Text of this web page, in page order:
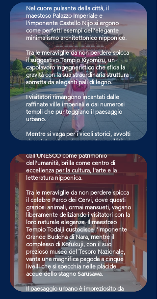
stagione primaverile, i ciliegi in fiore
creano uno spettacolo incantevole.
A Shibuya, attraverserai l'intersezione
pedonale più trafficata del pianeta, per
poi scoprire, inaspettatamente, un
tradizionale ryokan nascosto tra i
moderni edifici. Un soggiorno a Tokyo è
un'esperienza che supera ogni
aspettativa, un'avventura senza fine alla
scoperta di infinite meraviglie.
CLICCA QUI
Nel cuore pulsante della città, il
maestoso Palazzo Imperiale e
l'imponente Castello Nijo si ergono
come perfetti esempi dell'elegante
minimalismo architettonico nipponico.
Tra le meraviglie da non perdere spicca
il suggestivo Tempio Kiyomizu, un
capolavoro ingegneristico che sfida la
gravità con la sua straordinaria struttura
sorretta da eleganti pali di legno.
I visitatori rimangono incantati dalle
raffinate ville imperiali e dai numerosi
templi che punteggiano il paesaggio
urbano.
Mentre si vaga per i vicoli storici, avvolti
da un'atmosfera di pace e tranquillità, ci
unica.
Quest'aura di serenità che permea le
strade di Kyoto lascerà un'impronta
indelebile nella memoria, regalando un
ricordo eterno dell'autentica essenza
del Giappone.
CLICCA QUI
Nara
Nel cuore del Giappone sorge Nara,
una città che, al pari di Kyoto, ha
detenuto il prestigioso ruolo di capitale
imperiale.
dall'UNESCO come patrimonio
dell'umanità, brilla come centro di
eccellenza per la cultura, l'arte e la
letteratura nipponica.
Tra le meraviglie da non perdere spicca
il celebre Parco dei Cervi, dove questi
graziosi animali, ormai mansueti, vagano
liberamente deliziando i visitatori con la
loro naturale eleganza. Il maestoso
Tempio Todaiji custodisce l'imponente
Grande Buddha di Nara, mentre il
complesso di Kofukuji, con il suo
prezioso museo del Tesoro Nazionale,
vanta una magnifica pagoda a cinque
livelli che si specchia nelle placide
acque dello stagno Sarusawa.
Il paesaggio urbano è impreziosito da
Okinawa